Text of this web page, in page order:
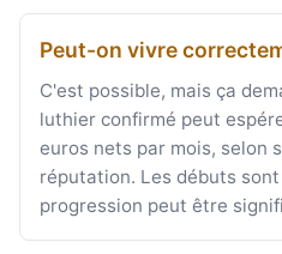
Peut-on vivre
C'est possible, mais ça
luthier confirmé peut
euros nets par mois, selon
réputation. Les débuts
progression peut être